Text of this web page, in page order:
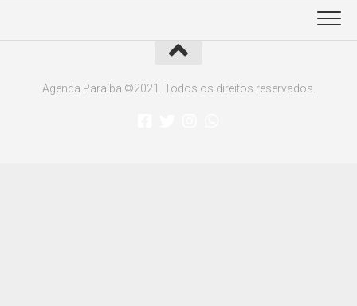
Agenda Paraíba ©2021. Todos os direitos reservados.